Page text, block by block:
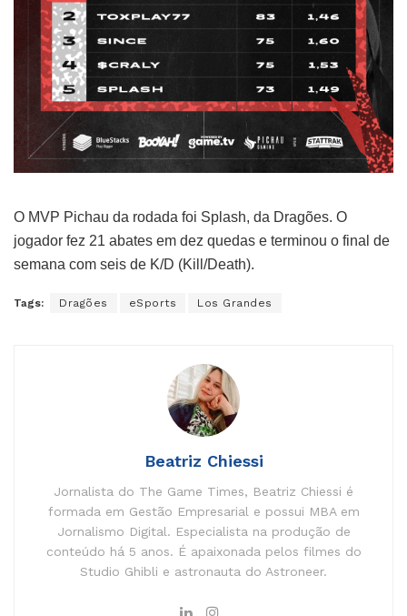
O MVP Pichau da rodada foi Splash, da Dragões. O
jogador fez 21 abates em dez quedas e terminou o final de
semana com seis de K/D (Kill/Death).
Tags: Dragões eSports Los Grandes
Beatriz Chiessi
Jornalista do The Game Times, Beatriz Chiessi é
formada em Gestão Empresarial e possui MBA em
Jornalismo Digital. Especialista na produção de
conteúdo há 5 anos. É apaixonada pelos filmes do
Studio Ghibli e astronauta do Astroneer.